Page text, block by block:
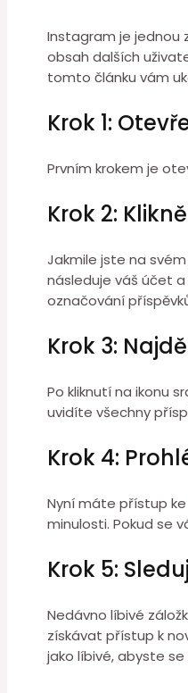
Instagram je jednou
obsah dalších
tomto článku vám
Krok 1:
Prvním krokem je
Krok 2:
Jakmile jste na
následuje váš účet
označování
Krok 3:
Po kliknutí na ikonu
uvidíte všechny
Krok 4:
Nyní máte přístup
minulosti. Pokud se
Krok 5:
Nedávno líbivé
získávat přístup k
jako líbivé, abyste